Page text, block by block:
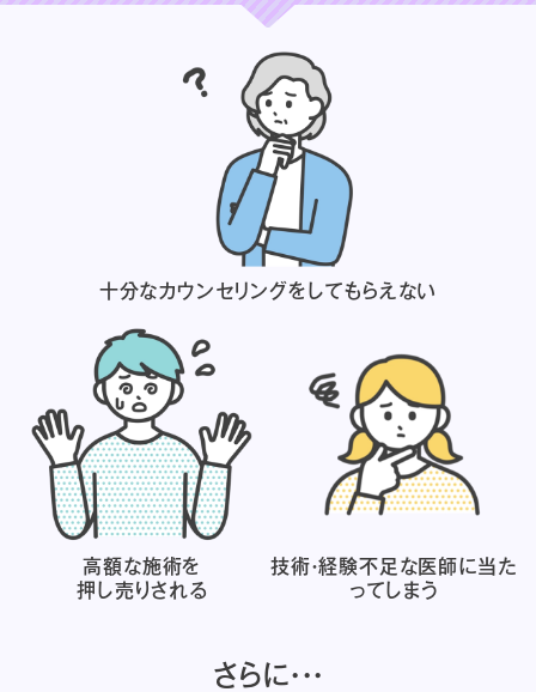
十分なカウンセリングをしてもらえない
高額な施術を
押し売りされる
技術・経験不足な医師に当た
ってしまう
さらに・・・